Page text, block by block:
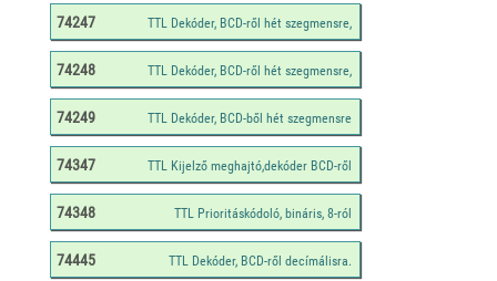
74247
74248
74249
74347
74348
74445